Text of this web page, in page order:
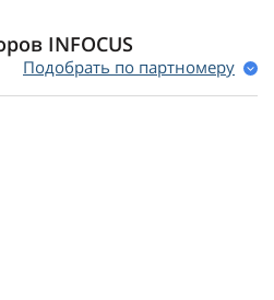
INFOCUS
Подобрать по партномеру